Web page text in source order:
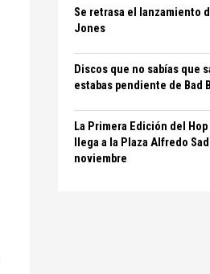
Se retrasa el lanzamiento
Jones
Discos que no sabías que
estabas pendiente de Bad
La Primera Edición del
llega a la Plaza Alfredo
noviembre